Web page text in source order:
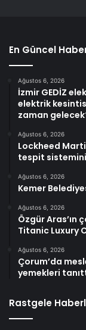
En Güncel
Ağustos 6, 2026
İzmir GEDİZ
elektrik
zaman
Ağustos 6, 2026
Lockheed
tespit
Ağustos 6, 2026
Kemer
Ağustos 6, 2026
Özgür Aras’ın
Titanic Luxury
Ağustos 6, 2026
Çorum’da
yemekleri
Rastgele